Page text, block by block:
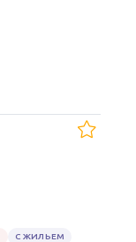
С ЖИЛЬЕМ